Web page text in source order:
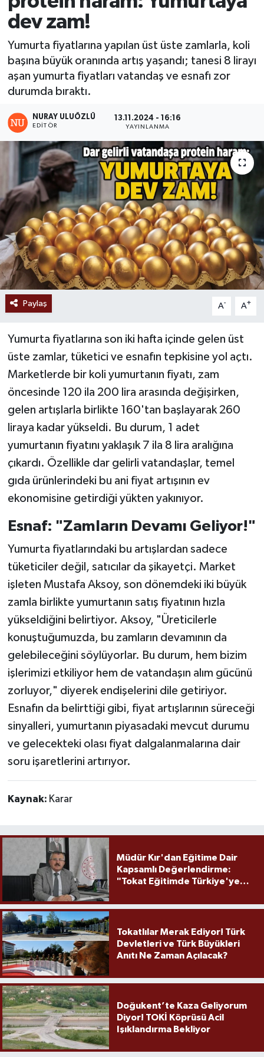
dev zam!
Yumurta fiyatlarına yapılan üst üste zamlarla, koli
başına büyük oranında artış yaşandı; tanesi 8 lirayı
aşan yumurta fiyatları vatandaş ve esnafı zor
durumda bıraktı.
NURAY ULUÖZLÜ
EDITÖR
13.11.2024 - 16:16
YAYINLANMA
Paylaş A- A+
Yumurta fiyatlarına son iki hafta içinde gelen üst
üste zamlar, tüketici ve esnafın tepkisine yol açtı.
Marketlerde bir koli yumurtanın fiyatı, zam
öncesinde 120 ila 200 lira arasında değişirken,
gelen artışlarla birlikte 160'tan başlayarak 260
liraya kadar yükseldi. Bu durum, 1 adet
yumurtanın fiyatını yaklaşık 7 ila 8 lira aralığına
çıkardı. Özellikle dar gelirli vatandaşlar, temel
gıda ürünlerindeki bu ani fiyat artışının ev
ekonomisine getirdiği yükten yakınıyor.
Esnaf: "Zamların Devamı Geliyor!"
Yumurta fiyatlarındaki bu artışlardan sadece
tüketiciler değil, satıcılar da şikayetçi. Market
işleten Mustafa Aksoy, son dönemdeki iki büyük
zamla birlikte yumurtanın satış fiyatının hızla
yükseldiğini belirtiyor. Aksoy, "Üreticilerle
konuştuğumuzda, bu zamların devamının da
gelebileceğini söylüyorlar. Bu durum, hem bizim
işlerimizi etkiliyor hem de vatandaşın alım gücünü
zorluyor," diyerek endişelerini dile getiriyor.
Esnafın da belirttiği gibi, fiyat artışlarının süreceği
sinyalleri, yumurtanın piyasadaki mevcut durumu
ve gelecekteki olası fiyat dalgalanmalarına dair
soru işaretlerini artırıyor.
Kaynak: Karar
Müdür Kır'dan Eğitime Dair
Kapsamlı Değerlendirme:
"Tokat Eğitimde Türkiye'ye
Tokatlılar Merak Ediyor! Türk
Devletleri ve Türk Büyükleri
Anıtı Ne Zaman Açılacak?
Doğukent’te Kaza Geliyorum
Diyor! TOKİ Köprüsü Acil
Işıklandırma Bekliyor
Ekonomi
Sağlık
Tokat Haber